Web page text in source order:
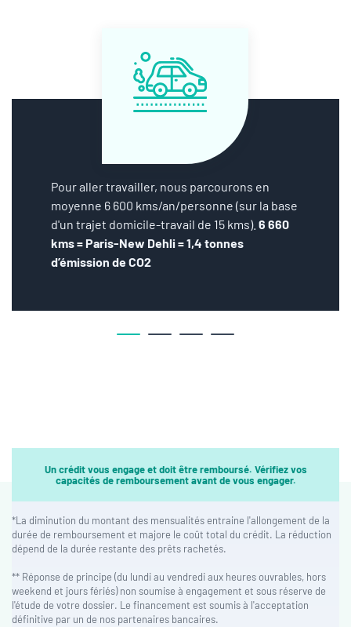
Pour aller travailler, nous parcourons en
moyenne 6 600 kms/an/personne (sur la base
d'un trajet domicile-travail de 15 kms). 6 660
kms = Paris-New Dehli = 1,4 tonnes
d’émission de CO2
Un crédit vous engage et doit être remboursé. Vérifiez vos
capacités de remboursement avant de vous engager.
*La diminution du montant des mensualités entraine l'allongement de la
durée de remboursement et majore le coût total du crédit. La réduction
dépend de la durée restante des prêts rachetés.
** Réponse de principe (du lundi au vendredi aux heures ouvrables, hors
weekend et jours fériés) non soumise à engagement et sous réserve de
l'étude de votre dossier. Le financement est soumis à l'acceptation
définitive par un de nos partenaires bancaires.